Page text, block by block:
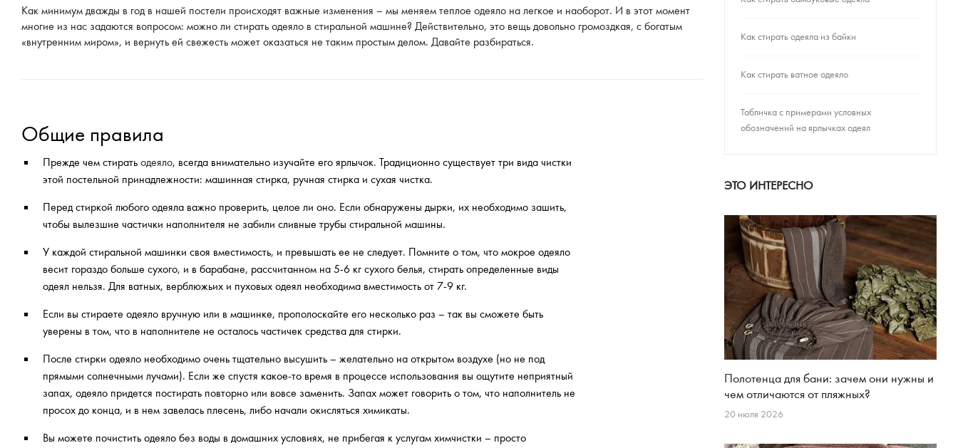
Как минимум дважды в год в нашей постели происходят важные изменения – мы меняем теплое одеяло на легкое и наоборот. И в этот момент
многие из нас задаются вопросом: можно ли стирать одеяло в стиральной машине? Действительно, это вещь довольно громоздкая, с богатым
«внутренним миром», и вернуть ей свежесть может оказаться не таким простым делом. Давайте разбираться.
Общие правила
Прежде чем стирать одеяло, всегда внимательно изучайте его ярлычок. Традиционно существует три вида чистки
этой постельной принадлежности: машинная стирка, ручная стирка и сухая чистка.
Перед стиркой любого одеяла важно проверить, целое ли оно. Если обнаружены дырки, их необходимо зашить,
чтобы вылезшие частички наполнителя не забили сливные трубы стиральной машины.
У каждой стиральной машинки своя вместимость, и превышать ее не следует. Помните о том, что мокрое одеяло
весит гораздо больше сухого, и в барабане, рассчитанном на 5-6 кг сухого белья, стирать определенные виды
одеял нельзя. Для ватных, верблюжьих и пуховых одеял необходима вместимость от 7-9 кг.
Если вы стираете одеяло вручную или в машинке, прополоскайте его несколько раз – так вы сможете быть
уверены в том, что в наполнителе не осталось частичек средства для стирки.
После стирки одеяло необходимо очень тщательно высушить – желательно на открытом воздухе (но не под
прямыми солнечными лучами). Если же спустя какое-то время в процессе использования вы ощутите неприятный
запах, одеяло придется постирать повторно или вовсе заменить. Запах может говорить о том, что наполнитель не
просох до конца, и в нем завелась плесень, либо начали окисляться химикаты.
Вы можете почистить одеяло без воды в домашних условиях, не прибегая к услугам химчистки – просто
Как стирать одеяла из байки
Как стирать ватное одеяло
Табличка с примерами условных
обозначений на ярлычках одеял
ЭТО ИНТЕРЕСНО
Полотенца для бани: зачем они нужны и
чем отличаются от пляжных?
20 июля 2026